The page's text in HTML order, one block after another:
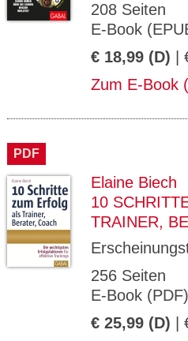
208 Seiten
E-Book
€ 18,99 (D) |
Zum E-Book
PDF
Elaine Biech
10
TRAINER,
256 Seiten
E-Book
€ 25,99 (D) |